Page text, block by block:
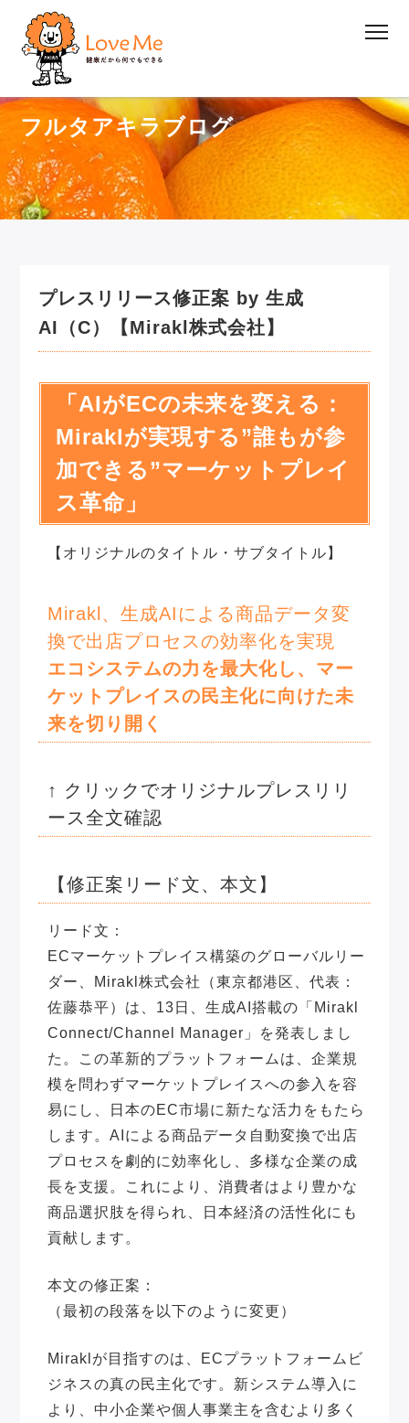
フルタアキラブログ
プレスリリース修正案 by 生成
AI（C）【Mirakl株式会社】
「AIがECの未来を変える：
Miraklが実現する”誰もが参
加できる”マーケットプレイ
ス革命」
【オリジナルのタイトル・サブタイトル】
Mirakl、生成AIによる商品データ変
換で出店プロセスの効率化を実現
エコシステムの力を最大化し、マー
ケットプレイスの民主化に向けた未
来を切り開く
↑ クリックでオリジナルプレスリリ
ース全文確認
【修正案リード文、本文】
リード文：
ECマーケットプレイス構築のグローバルリー
ダー、Mirakl株式会社（東京都港区、代表：
佐藤恭平）は、13日、生成AI搭載の「Mirakl
Connect/Channel Manager」を発表しまし
た。この革新的プラットフォームは、企業規
模を問わずマーケットプレイスへの参入を容
易にし、日本のEC市場に新たな活力をもたら
します。AIによる商品データ自動変換で出店
プロセスを劇的に効率化し、多様な企業の成
長を支援。これにより、消費者はより豊かな
商品選択肢を得られ、日本経済の活性化にも
貢献します。
本文の修正案：
（最初の段落を以下のように変更）
Miraklが目指すのは、ECプラットフォームビ
ジネスの真の民主化です。新システム導入に
より、中小企業や個人事業主を含むより多く